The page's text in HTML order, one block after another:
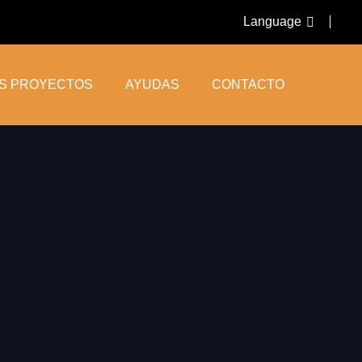
Language
PROYECTOS AYUDAS CONTACTO